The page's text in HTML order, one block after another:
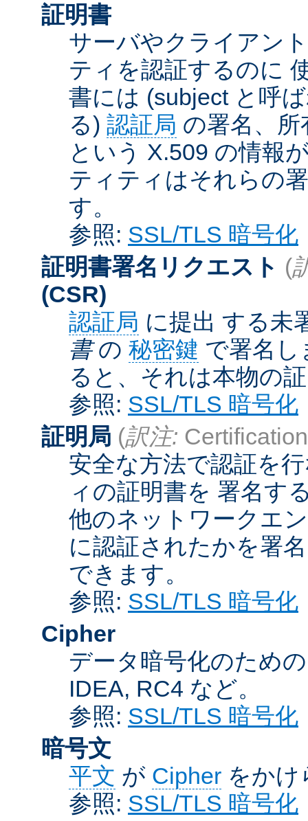
証明書
サーバやクライアン
ティを認証するのに
書には (subject と呼
る) 認証局 の署名、
という X.509 の情報
ティティはそれらの
す。
参照: SSL/TLS 暗号化
証明書署名リクエスト (
(CSR)
認証局 に提出 する未
書の 秘密鍵 で署名し
ると、それは本物の
参照: SSL/TLS 暗号化
証明局 (訳注:
安全な方法で認証を
ィの証明書を 署名す
他のネットワークエ
に認証されたかを署
できます。
参照: SSL/TLS 暗号化
Cipher
データ暗号化のため
IDEA, RC4 など。
参照: SSL/TLS 暗号化
暗号文
平文 が Cipher をかけ
参照: SSL/TLS 暗号化